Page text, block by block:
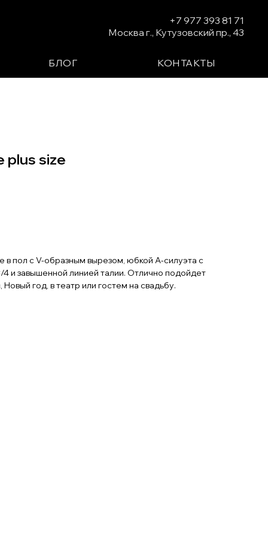
+7 977 393 81 71
Москва г., Кутузовский пр., 43
БЛОГ КОНТАКТЫ
plus size
пол с V-образным вырезом, юбкой А-силуэта с
и завышенной линией талии. Отлично подойдет
год, в театр или гостем на свадьбу.